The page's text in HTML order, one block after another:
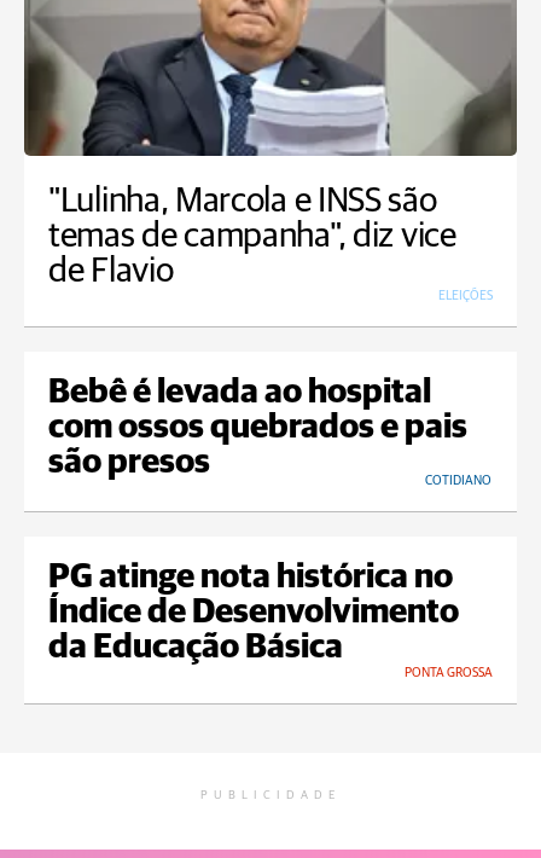
"Lulinha, Marcola e INSS são
temas de campanha", diz vice
de Flavio
ELEIÇÕES
Bebê é levada ao hospital
com ossos quebrados e pais
são presos
COTIDIANO
PG atinge nota histórica no
Índice de Desenvolvimento
da Educação Básica
PONTA GROSSA
PUBLICIDADE